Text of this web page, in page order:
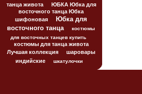
танца живота
ЮБКА Юбка для
восточного танца Юбка
шифоновая
Юбка для
восточного танца
костюмы
для восточных танцев купить
костюмы для танца живота
Лучшая коллекция
шаровары
индийские
шкатулочки